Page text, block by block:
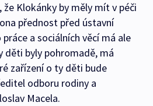
Klokánky by měly mít v péči
přednost před ústavní
a sociálních věcí má ale
děti byly pohromadě, má
zařízení o ty děti bude
odboru rodiny a
Macela.